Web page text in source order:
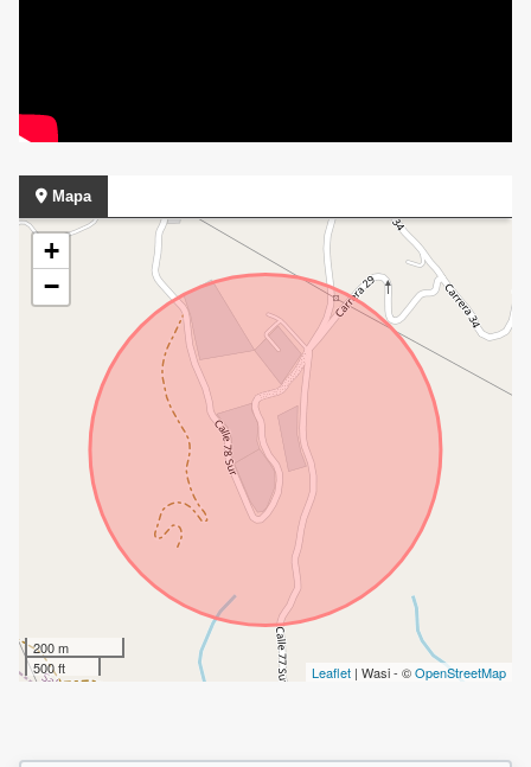
Mapa
+
−
200 m
500 ft
Leaflet | Wasi - ©OpenStreetMap